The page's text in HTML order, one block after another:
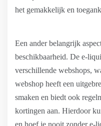
het gemakkelijk en
Een ander belangrijk
beschikbaarheid. De e-
verschillende webshops,
webshop heeft een
smaken en biedt ook
kortingen aan. Hierdoor
en hoef je nooit zonder e-